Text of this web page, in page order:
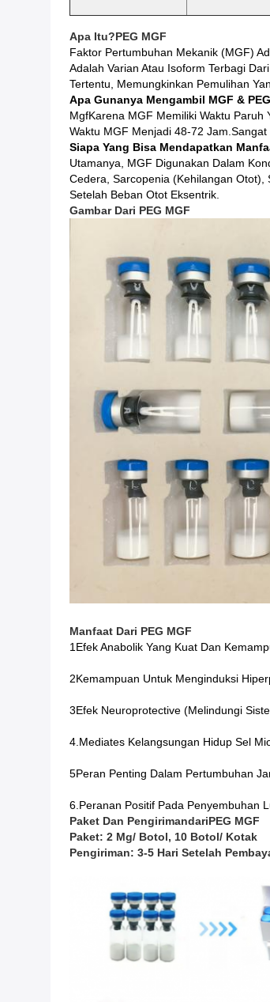
Apa Itu?PEG MGF
Faktor Pertumbuhan Mekanik (MGF)
Adalah Varian Atau Isoform Terbagi
Tertentu, Memungkinkan Pemulihan
Apa Gunanya Mengambil MGF &
MgfKarena MGF Memiliki Waktu
Waktu MGF Menjadi 48-72
Siapa Yang Bisa Mendapatkan
Utamanya, MGF Digunakan Dalam
Cedera, Sarcopenia (kehilangan Otot),
Setelah Beban Otot Eksentrik.
Gambar Dari PEG MGF
Manfaat Dari PEG MGF
1Efek Anabolik Yang Kuat Dan
2Kemampuan Untuk Menginduksi
3Efek Neuroprotective (melindungi
4.Mediates Kelangsungan Hidup Sel
5Peran Penting Dalam Pertumbuhan
6.Peranan Positif Pada Penyembuhan
Paket Dan PengirimanDariPEG MGF
Paket: 2 Mg/ Botol, 10 Botol/ Kotak
Pengiriman: 3-5 Hari Setelah